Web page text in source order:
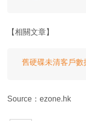
【相關文章】
舊硬碟未清客戶數
Source：ezone.hk